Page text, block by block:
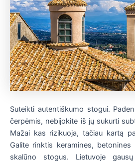
Suteikti autentiškumo stogui.
čerpėmis, nebijokite iš jų sukurti
Mažai kas rizikuoja, tačiau kartą
Galite rinktis keramines,
skalūno stogus. Lietuvoje